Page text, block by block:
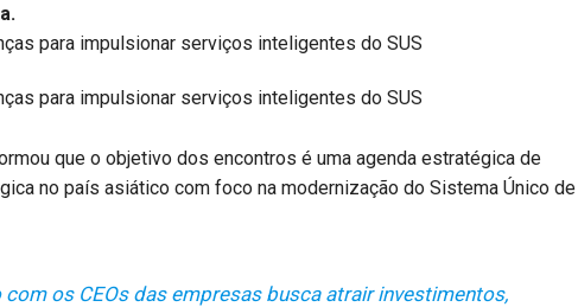
que o objetivo dos encontros é uma agenda estratégica de
no país asiático com foco na modernização do Sistema Único de
com os CEOs das empresas busca atrair investimentos,